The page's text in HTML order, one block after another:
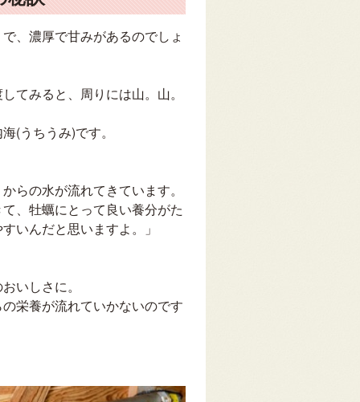
、濃厚で甘みがあるのでしょ
てみると、周りには山。山。
(うちうみ)です。
らの水が流れてきています。
、牡蠣にとって良い養分がた
いんだと思いますよ。」
いしさに。
栄養が流れていかないのです